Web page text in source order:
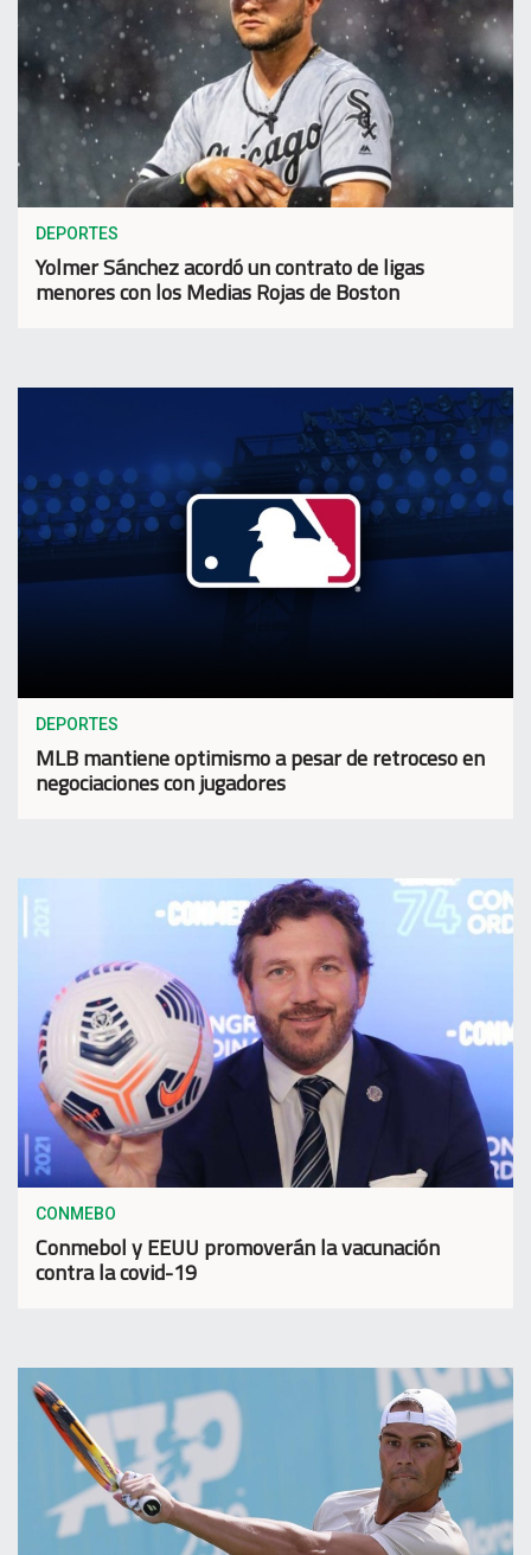
DEPORTES
Yolmer Sánchez acordó un contrato de ligas
menores con los Medias Rojas de Boston
DEPORTES
MLB mantiene optimismo a pesar de retroceso en
negociaciones con jugadores
CONMEBO
Conmebol y EEUU promoverán la vacunación
contra la covid-19